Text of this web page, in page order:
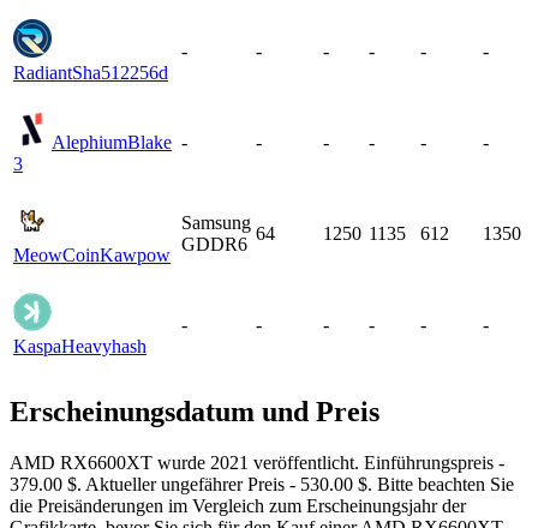
RadiantSha512256d
- - - - - -
AlephiumBlake
3
- - - - - -
MeowCoinKawpow
Samsung
GDDR6
64 1250 1135 612 1350
KaspaHeavyhash
- - - - - -
Erscheinungsdatum und Preis
AMD RX6600XT wurde 2021 veröffentlicht. Einführungspreis -
379.00 $. Aktueller ungefährer Preis - 530.00 $. Bitte beachten Sie
die Preisänderungen im Vergleich zum Erscheinungsjahr der